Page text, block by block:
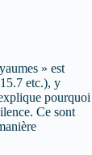
» est
etc.), y
pourquoi
Ce sont